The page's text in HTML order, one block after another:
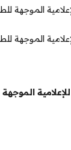
الموجهة
الموجهة
الموجهة